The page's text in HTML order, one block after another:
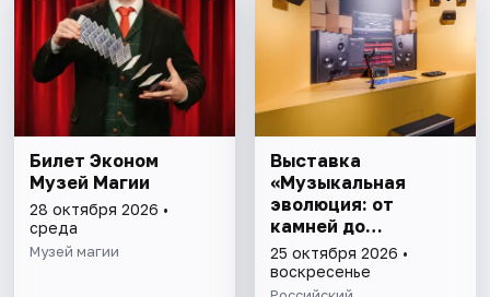
Билет Эконом
Музей Магии
28 октября 2026 •
среда
Музей магии
Выставка
«Музыкальная
эволюция: от
камней до
нейросети»
25 октября 2026 •
воскресенье